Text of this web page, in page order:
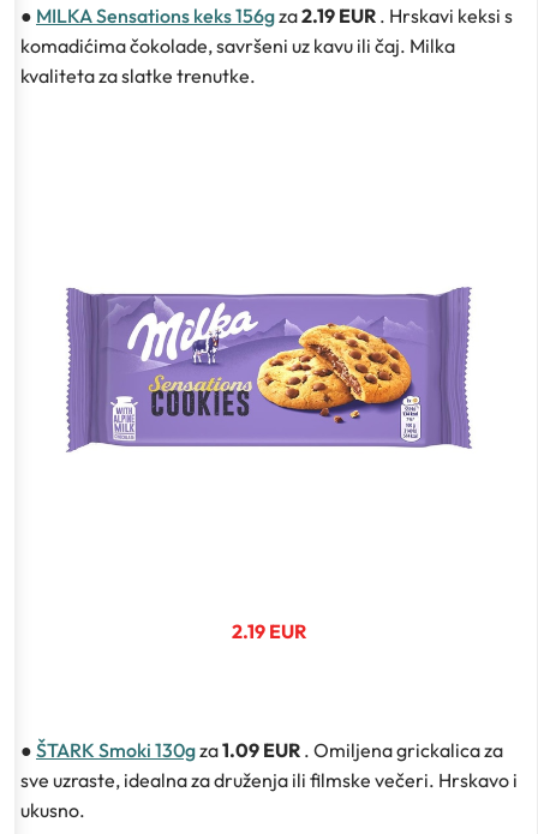
● MILKA Sensations keks 156gza2.19 EUR . Hrskavi keksi s
komadićima čokolade, savršeni uz kavu ili čaj. Milka
kvaliteta za slatke trenutke.
2.19 EUR
● ŠTARK Smoki 130gza1.09 EUR . Omiljena grickalica za
sve uzraste, idealna za druženja ili filmske večeri. Hrskavo i
ukusno.